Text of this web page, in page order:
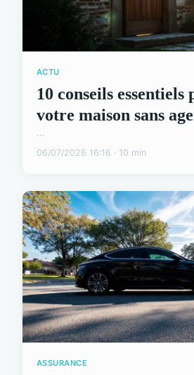
ACTU
10 conseils
votre maison sans
...
06/07/2026 16:16 · 10 min
ASSURANCE